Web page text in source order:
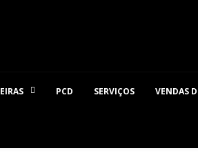
PCD SERVIÇOS VENDAS